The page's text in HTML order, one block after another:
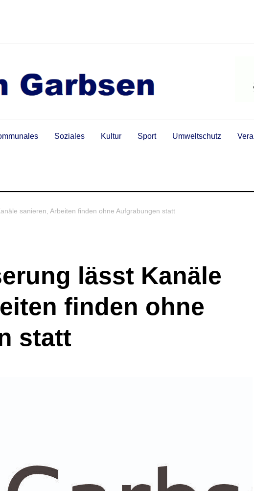
Soziales Kultur Sport Umweltschutz
sanieren, Arbeiten finden ohne Aufgrabungen statt
lässt Kanäle
finden ohne
statt